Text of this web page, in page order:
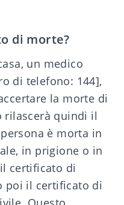
di morte?
un medico
di telefono: 144],
la morte di
rilascerà quindi il
è morta in
in prigione o in
certificato di
poi il certificato di